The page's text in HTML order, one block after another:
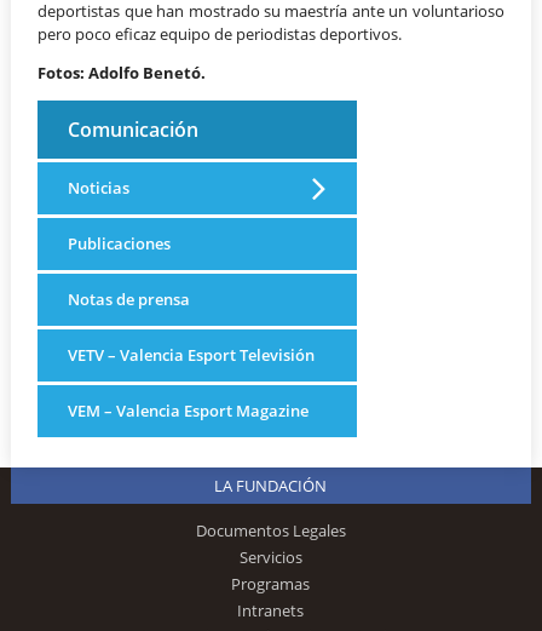
deportistas que han mostrado su maestría ante un voluntarioso
pero poco eficaz equipo de periodistas deportivos.
Fotos: Adolfo Benetó.
Comunicación
Noticias
Publicaciones
Notas de prensa
VETV – Valencia Esport Televisión
VEM – Valencia Esport Magazine
LA FUNDACIÓN
Documentos Legales
Servicios
Programas
Intranets